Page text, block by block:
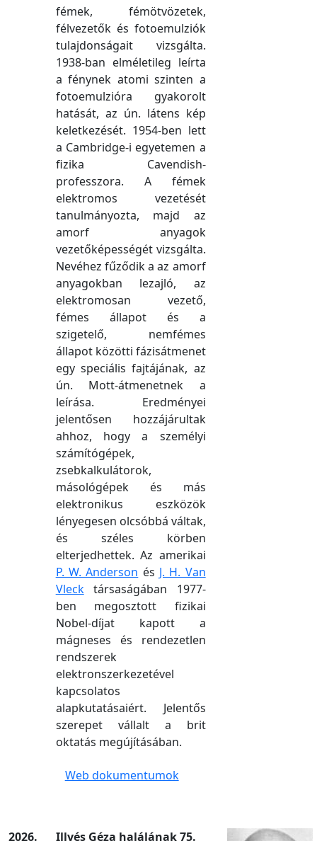
fémek, fémötvözetek,
félvezetők és fotoemulziók
tulajdonságait vizsgálta.
1938-ban elméletileg leírta
a fénynek atomi szinten a
fotoemulzióra gyakorolt
hatását, az ún. látens kép
keletkezését. 1954-ben lett
a Cambridge-i egyetemen a
fizika Cavendish-
professzora. A fémek
elektromos vezetését
tanulmányozta, majd az
amorf anyagok
vezetőképességét vizsgálta.
Nevéhez fűződik a az amorf
anyagokban lezajló, az
elektromosan vezető,
fémes állapot és a
szigetelő, nemfémes
állapot közötti fázisátmenet
egy speciális fajtájának, az
ún. Mott-átmenetnek a
leírása. Eredményei
jelentősen hozzájárultak
ahhoz, hogy a személyi
számítógépek,
zsebkalkulátorok,
másológépek és más
elektronikus eszközök
lényegesen olcsóbbá váltak,
és széles körben
elterjedhettek. Az amerikai
P. W. Anderson és J. H. Van
Vlecktársaságában 1977-
ben megosztott fizikai
Nobel-díjat kapott a
mágneses és rendezetlen
rendszerek
elektronszerkezetével
kapcsolatos
alapkutatásaiért. Jelentős
szerepet vállalt a brit
oktatás megújításában.
Web dokumentumok
2026. Illyés Géza halálának 75.